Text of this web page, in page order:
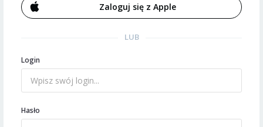
Zaloguj się z Apple
LUB
Login
Hasło